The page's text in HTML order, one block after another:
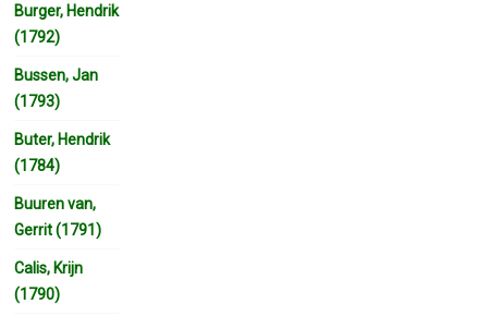
Burger, Hendrik
(1792)
Bussen, Jan
(1793)
Buter, Hendrik
(1784)
Buuren van,
Gerrit (1791)
Calis, Krijn
(1790)